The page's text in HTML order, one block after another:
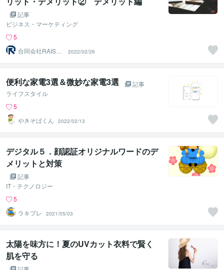
記事
ビジネス・マーケティング
5
合同会社RAISEE
EE（レイジー）
2022/02/26
便利な家電3選＆微妙な家電3選
記事
ライフスタイル
5
やきそばくん
2022/02/13
デジタル５．顔認証オリジナルワードのデ
メリットと対策
記事
IT・テクノロジー
5
ラキプレ
2021/05/03
太陽を味方に！夏のUVカット衣料で賢く
肌を守る